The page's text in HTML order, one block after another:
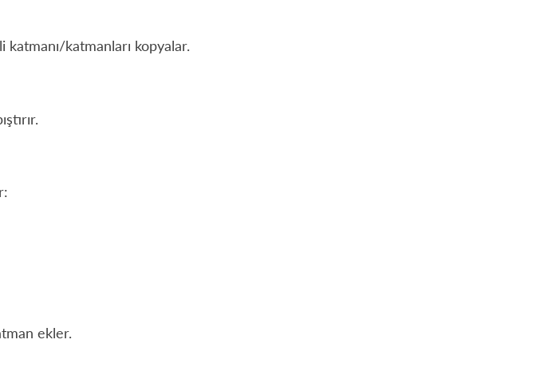
katmanları kopyalar.
ekler.